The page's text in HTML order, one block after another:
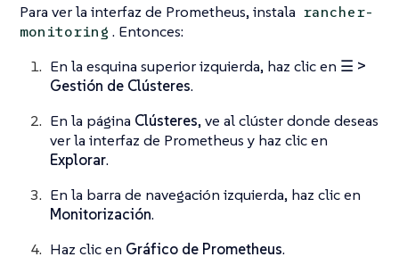
Para ver la interfaz de Prometheus, instala rancher-
monitoring . Entonces:
En la esquina superior izquierda, haz clic en ☰ >
Gestión de Clústeres.
En la página Clústeres, ve al clúster donde deseas
ver la interfaz de Prometheus y haz clic en
Explorar.
En la barra de navegación izquierda, haz clic en
Monitorización.
Haz clic en Gráfico de Prometheus.